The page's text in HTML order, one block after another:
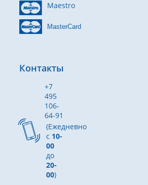
Maestro
MasterCard
Контакты
+7
495
106-
64-91
(Ежедневно
с 10-
00
до
20-
00)